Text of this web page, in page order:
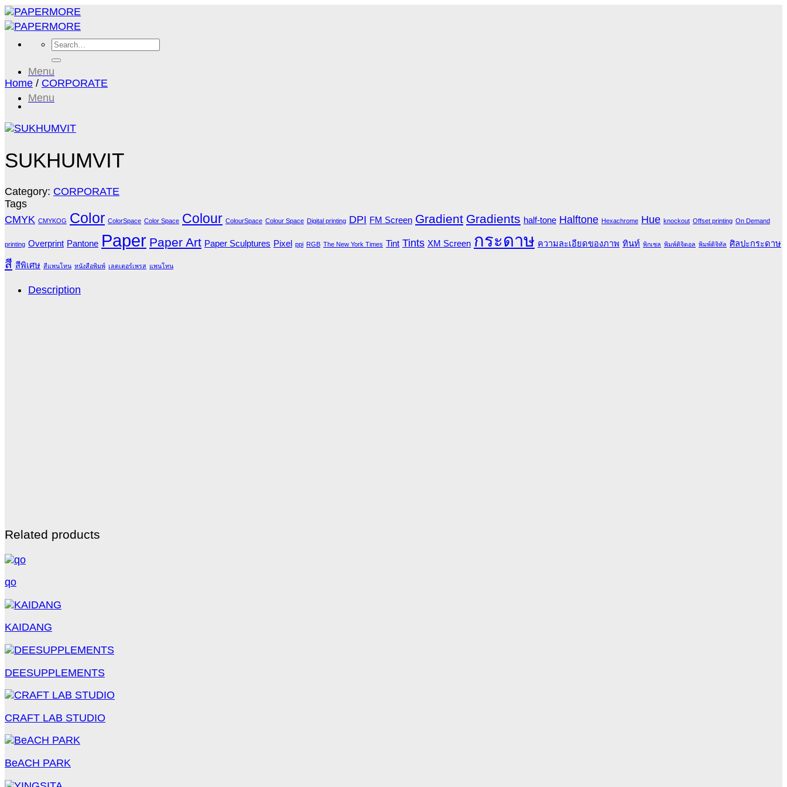
Skip
to
content
Search
Menu
Menu
Home / CORPORATE
SUKHUMVIT
Category: CORPORATE
Tags
CMYK CMYKOG Color ColorSpace Color Space Colour ColourSpace Colour Space Digital printing DPI FM Screen Gradient Gradients half-tone Halftone Hexachrome Hue knockout Offset printing On Demand
printing Overprint Pantone Paper Paper Art Paper Sculptures Pixel ppi RGB The New York Times Tint Tints XM Screen กระดาษ ความละเอียดของภาพ ทินท์ พิกเซล พิมพ์ดิจิตอล พิมพ์ดิจิทัล ศิลปะกระดาษ
สี สีพิเศษ สีแพนโทน หนังสือพิมพ์ เลตเตอร์เพรส แพนโทน
Description
Related products
qo
KAIDANG
DEESUPPLEMENTS
CRAFT LAB STUDIO
BeACH PARK